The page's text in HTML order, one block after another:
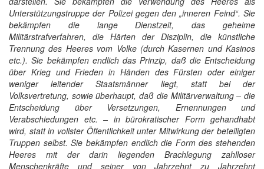
Unterstützungstruppe der Polizei gegen den „inneren Feind“. Sie
bekämpfen die lange Dienstzeit, das geheime
Militärstrafverfahren, die Härten der Disziplin, die künstliche
Trennung des Heeres vom Volke (durch Kasernen und Kasinos
etc.). Sie bekämpfen endlich das Prinzip, daß die Entscheidung
über Krieg und Frieden in Händen des Fürsten oder einiger
weniger leitender Staatsmänner liegt, statt bei der
Volksvertretung, sowie überhaupt, daß die Militärverwaltung – die
Entscheidung über Versetzungen, Ernennungen und
Verabschiedungen etc. – in bürokratischer Form gehandhabt
wird, statt in vollster Öffentlichkeit unter Mitwirkung der beteiligten
Truppen selbst. Sie bekämpfen endlich die Form des stehenden
Heeres mit der darin liegenden Brachlegung zahlloser
Menschenkräfte und seiner von Jahrzehnt zu Jahrzehnt